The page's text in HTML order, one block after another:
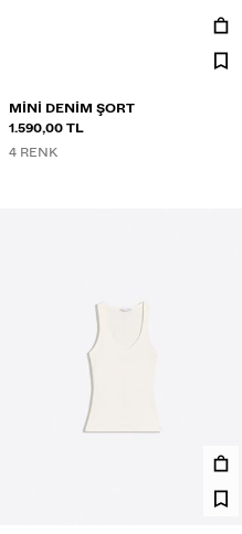
MINI DENIM ŞORT
1.590,00 TL
4 RENK